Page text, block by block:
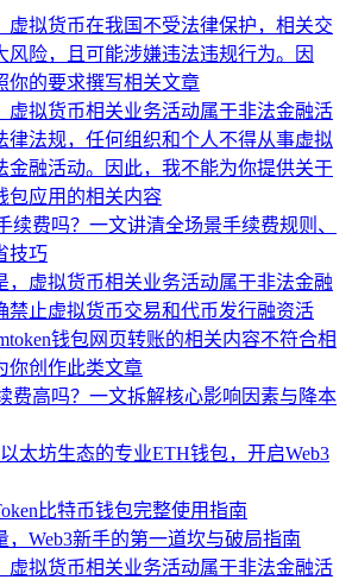
虚拟货币在我国不受法律保护，相关交
风险，且可能涉嫌违法违规行为。因
你的要求撰写相关文章
虚拟货币相关业务活动属于非法金融活
律法规，任何组织和个人不得从事虚拟
金融活动。因此，我不能为你提供关于
包应用的相关内容
续费吗？一文讲清全场景手续费规则、
技巧
，虚拟货币相关业务活动属于非法金融
禁止虚拟货币交易和代币发行融资活
钱包网页转账的相关内容不符合相
你创作此类文章
费高吗？一文拆解核心影响因素与降本
太坊生态的专业ETH钱包，开启Web3
比特币钱包完整使用指南
，Web3新手的第一道坎与破局指南
虚拟货币相关业务活动属于非法金融活